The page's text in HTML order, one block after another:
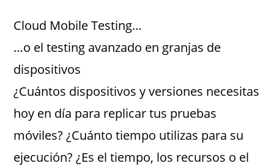
Cloud Mobile Testing…
…o el testing avanzado en granjas de
dispositivos
¿Cuántos dispositivos y versiones necesitas
hoy en día para replicar tus pruebas
móviles? ¿Cuánto tiempo utilizas para su
ejecución? ¿Es el tiempo, los recursos o el